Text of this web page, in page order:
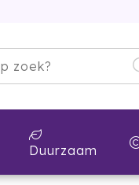
Duurzaam